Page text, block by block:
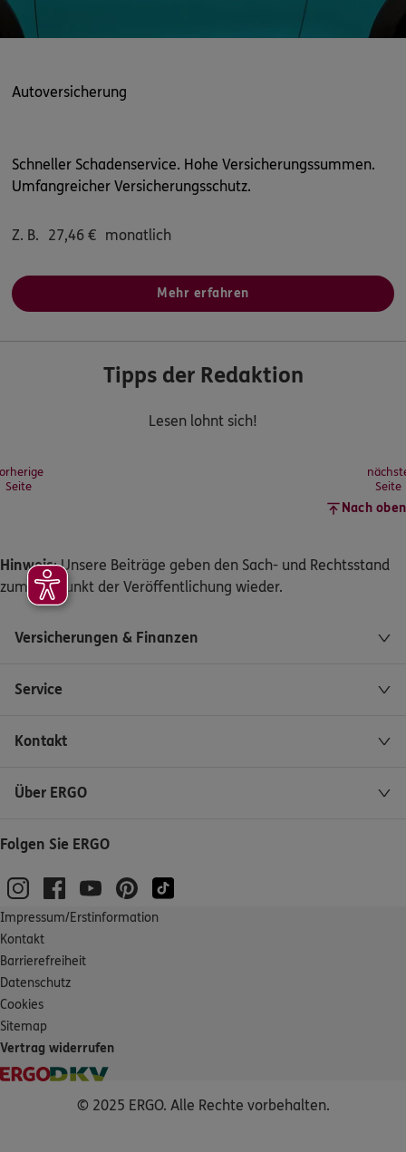
Autoversicherung
Schneller Schadenservice. Hohe Versicherungssummen.
Umfangreicher Versicherungsschutz.
Z. B. 27,46 € monatlich
Mehr erfahren
Tipps der Redaktion
Lesen lohnt sich!
Seite
Seite
Nach oben
Hinweis: Unsere Beiträge geben den Sach- und Rechtsstand
zum Zeitpunkt der Veröffentlichung wieder.
Versicherungen & Finanzen
Service
Kontakt
Über ERGO
Folgen Sie ERGO
Impressum/Erstinformation
Kontakt
Barrierefreiheit
Datenschutz
Cookies
Sitemap
Vertrag widerrufen
© 2025 ERGO. Alle Rechte vorbehalten.